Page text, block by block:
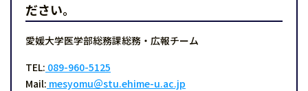
ださい。
愛媛大学医学部総務課総務・広報チーム
TEL: 089-960-5125
Mail: mesyomu＠stu.ehime-u.ac.jp